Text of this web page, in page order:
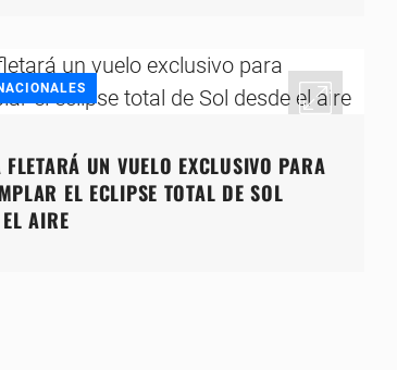
UN VUELO EXCLUSIVO PARA
EL ECLIPSE TOTAL DE SOL
AIRE